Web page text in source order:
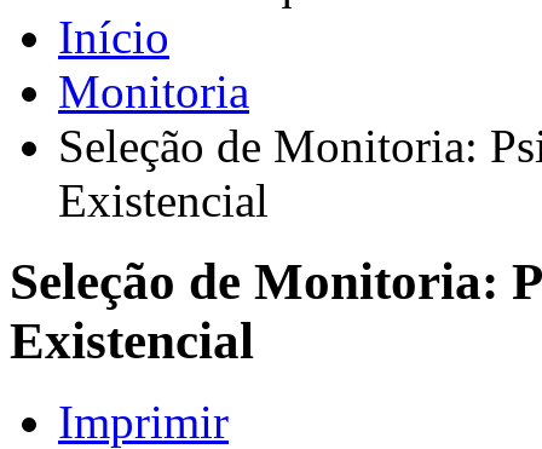
Início
Monitoria
Seleção de Monitoria:
Existencial
Seleção de Monitoria:
Existencial
Imprimir